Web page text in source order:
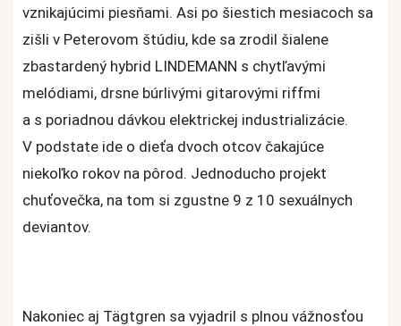
vznikajúcimi piesňami. Asi po šiestich mesiacoch sa
zišli v Peterovom štúdiu, kde sa zrodil šialene
zbastardený hybrid LINDEMANN s chytľavými
melódiami, drsne búrlivými gitarovými riffmi
a s poriadnou dávkou elektrickej industrializácie.
V podstate ide o dieťa dvoch otcov čakajúce
niekoľko rokov na pôrod. Jednoducho projekt
chuťovečka, na tom si zgustne 9 z 10 sexuálnych
deviantov.
Nakoniec aj Tägtgren sa vyjadril s plnou vážnosťou